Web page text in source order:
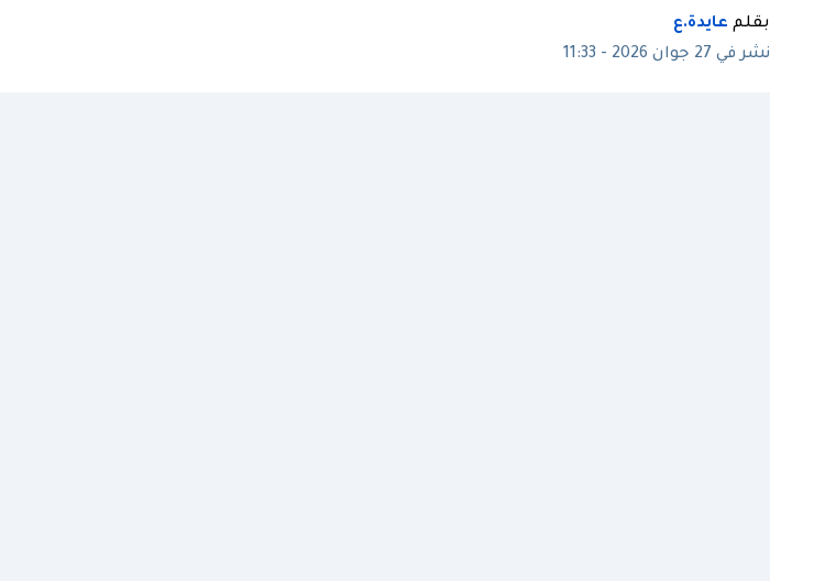
بقلم عايدة.ع
نشر في 27 جوان 2026 - 11:33